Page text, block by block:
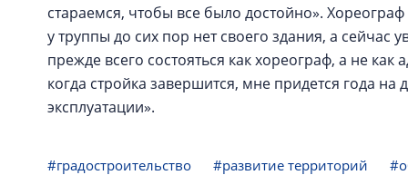
стараемся, чтобы все было достойно».
у труппы до сих пор нет своего здания, а
прежде всего состояться как хореограф, а не
когда стройка завершится, мне придется года
эксплуатации».
#градостроительство #развитие территорий